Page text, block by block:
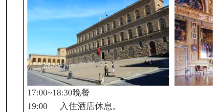
17:00~18:30晚餐
19:00
入住酒店休息。